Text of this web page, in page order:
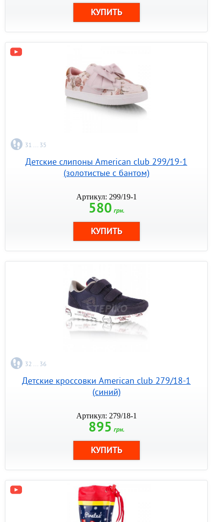
31 ... 35
Детские слипоны American club 299/19-1
(золотистые с бантом)
Артикул: 299/19-1
580 грн.
32 ... 36
Детские кроссовки American club 279/18-1
(синий)
Артикул: 279/18-1
895 грн.